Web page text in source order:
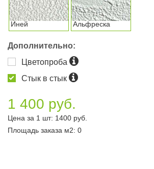
Иней Альфреска
Дополнительно:
Цветопроба
Стык в стык
1 400 руб.
Цена за 1 шт: 1400 руб.
Площадь заказа м2: 0